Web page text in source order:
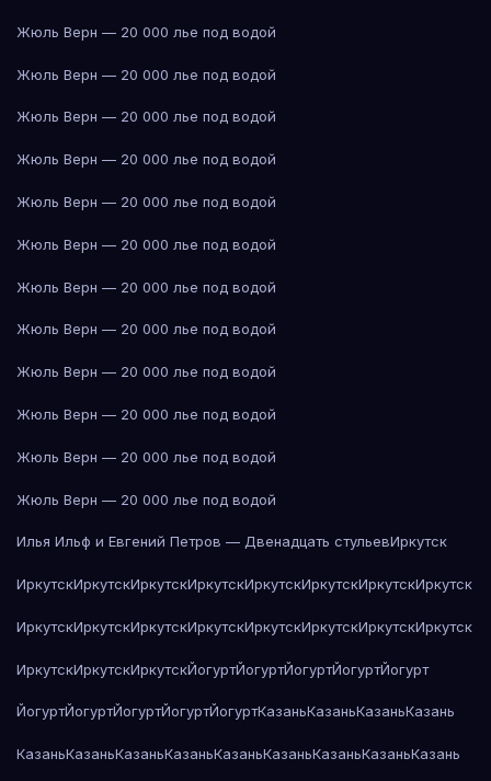
Жюль Верн — 20 000 лье под водой
Жюль Верн — 20 000 лье под водой
Жюль Верн — 20 000 лье под водой
Жюль Верн — 20 000 лье под водой
Жюль Верн — 20 000 лье под водой
Жюль Верн — 20 000 лье под водой
Жюль Верн — 20 000 лье под водой
Жюль Верн — 20 000 лье под водой
Жюль Верн — 20 000 лье под водой
Жюль Верн — 20 000 лье под водой
Жюль Верн — 20 000 лье под водой
Жюль Верн — 20 000 лье под водой
Илья Ильф и Евгений Петров — Двенадцать стульевИркутск
ИркутскИркутскИркутскИркутскИркутскИркутскИркутскИркутск
ИркутскИркутскИркутскИркутскИркутскИркутскИркутскИркутск
ИркутскИркутскИркутскЙогуртЙогуртЙогуртЙогуртЙогурт
ЙогуртЙогуртЙогуртЙогуртЙогуртКазаньКазаньКазаньКазань
КазаньКазаньКазаньКазаньКазаньКазаньКазаньКазаньКазань